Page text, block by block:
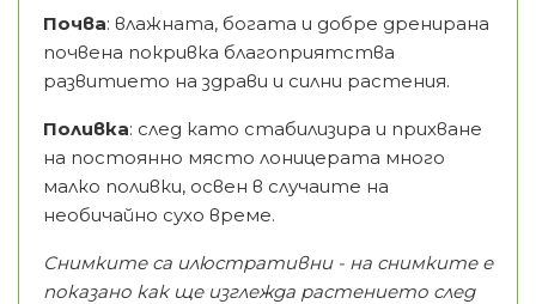
Почва: влажната, богата и добре дренирана
почвена покривка благоприятства
развитието на здрави и силни растения.
Поливка: след като стабилизира и прихване
на постоянно място лоницерата много
малко поливки, освен в случаите на
необичайно сухо време.
Снимките са илюстративни - на снимките е
показано как ще изглежда растението след